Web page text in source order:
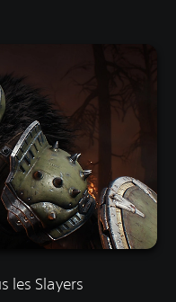
les Slayers